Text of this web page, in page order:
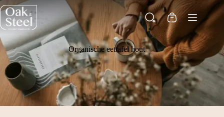
Ga
naar
de
inhoud
Winkelwagen
Organische eettafel hout